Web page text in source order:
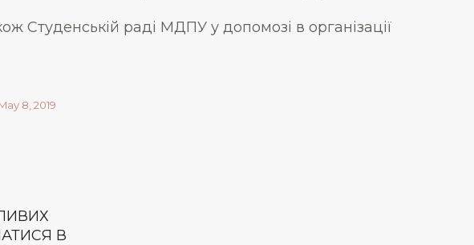
Студенській раді МДПУ у допомозі в організації
8, 2019
В